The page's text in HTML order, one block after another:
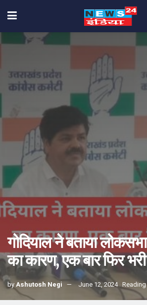
गोदियाल ने बताया
का कारण, एक बार फिर
byAshutosh Negi June 12, 2024